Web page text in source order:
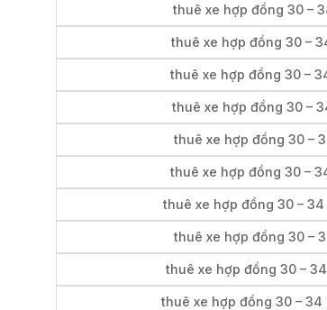
thuê xe hợp đồng 30 –
thuê xe hợp đồng 30 –
thuê xe hợp đồng 30 –
thuê xe hợp đồng 30 –
thuê xe hợp đồng 30 –
thuê xe hợp đồng 30 –
thuê xe hợp đồng 30 –
thuê xe hợp đồng 30 –
thuê xe hợp đồng 30 –
thuê xe hợp đồng 30 –